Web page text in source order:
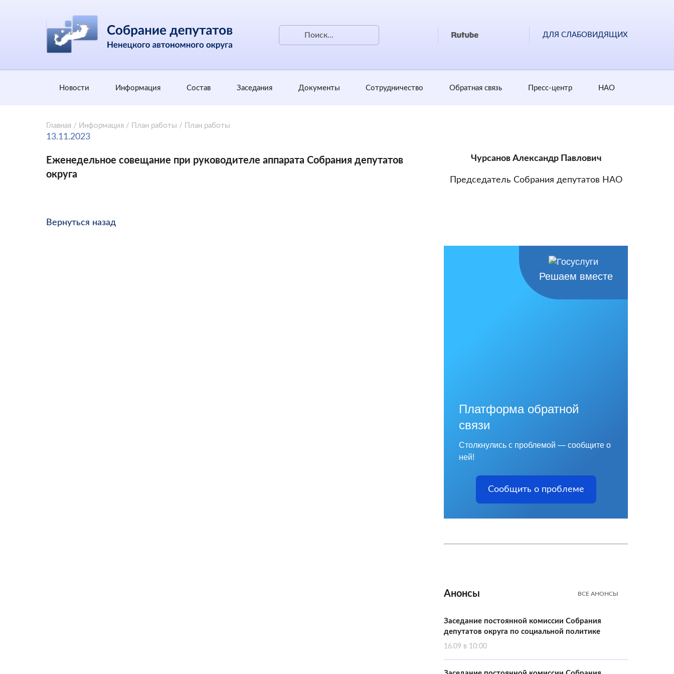
ДЛЯ СЛАБОВИДЯЩИХ
Новости Информация Состав Заседания Документы Сотрудничество Обратная cвязь Пресс-центр НАО
Главная / Информация / План работы / План работы
13.11.2023
Еженедельное совещание при руководителе аппарата Собрания депутатов
округа
Вернуться назад
Чурсанов Александр Павлович
Председатель Собрания депутатов НАО
Решаем вместе
Платформа обратной
связи
Столкнулись с проблемой — сообщите о
ней!
Сообщить о проблеме
Анонсы ВСЕ АНОНСЫ
Заседание постоянной комиссии Собрания
депутатов округа по социальной политике
16.09 в 10:00